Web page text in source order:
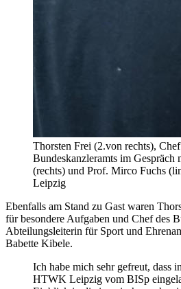
Thorsten Frei (2.von rechts),
Bundeskanzleramts im Gespräch
(rechts) und Prof. Mirco Fuchs
Leipzig
Ebenfalls am Stand zu Gast waren
für besondere Aufgaben und Chef des
Abteilungsleiterin für Sport und
Babette Kibele.
Ich habe mich sehr gefreut, dass
HTWK Leipzig vom BISp